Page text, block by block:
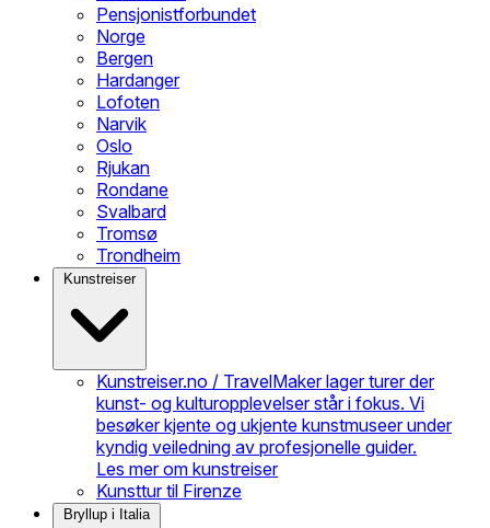
Pensjonistforbundet
Norge
Bergen
Hardanger
Lofoten
Narvik
Oslo
Rjukan
Rondane
Svalbard
Tromsø
Trondheim
Kunstreiser
Kunstreiser.no / TravelMaker lager turer der
kunst- og kulturopplevelser står i fokus. Vi
besøker kjente og ukjente kunstmuseer under
kyndig veiledning av profesjonelle guider.
Les mer om kunstreiser
Kunsttur til Firenze
Bryllup i Italia